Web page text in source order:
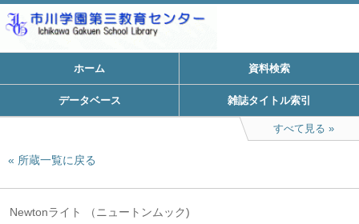
ホーム 資料検索
データベース 雑誌タイトル索引
すべて見る
所蔵一覧に戻る
Newtonライト （ニュートンムック)